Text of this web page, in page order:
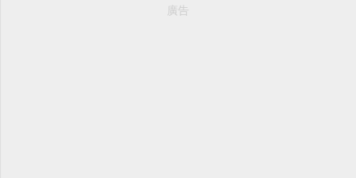
廣告